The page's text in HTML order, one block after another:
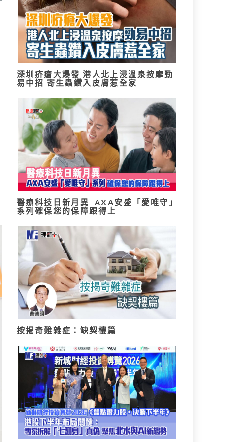
深圳疥瘡大爆發 港人北上浸溫泉按摩勁
易中招 寄生蟲鑽入皮膚惹全家
醫療科技日新月異 AXA安盛「愛唯守」
系列確保您的保障跟得上
按揭奇難雜症：缺契樓篇